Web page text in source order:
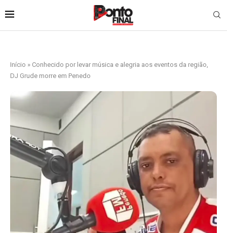
Início » Conhecido por levar música e alegria aos eventos da região,
DJ Grude morre em Penedo